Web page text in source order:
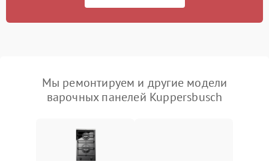
Мы ремонтируем и другие модели
варочных панелей Kuppersbusch